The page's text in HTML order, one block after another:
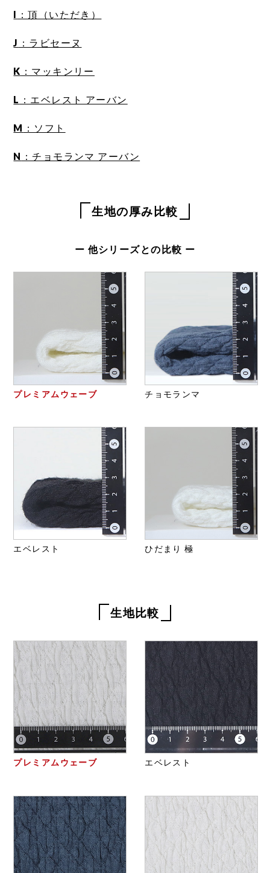
I ：頂（いただき）
J ：ラビセーヌ
K ：マッキンリー
L ：エベレスト アーバン
M ：ソフト
N ：チョモランマ アーバン
生地の厚み比較
ー 他シリーズとの比較 ー
プレミアムウェーブ チョモランマ
エベレスト ひだまり 極
生地比較
プレミアムウェーブ エベレスト